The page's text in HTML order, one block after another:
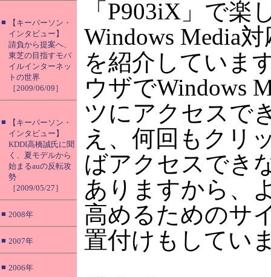
■
【キーパーソン・
インタビュー】
請負から提案へ、
東芝の目指すモバ
イルインターネッ
トの世界
［2009/06/09］
■
【キーパーソン・
インタビュー】
KDDI高橋誠氏に聞
く、夏モデルから
始まるauの反転攻
勢
［2009/05/27］
■ 2008年
■ 2007年
■ 2006年
「P903iX」で楽
Windows Media
を紹介していま
ウザでWindows
ツにアクセスで
え、何回もクリ
ばアクセスでき
ありますから、
高めるためのサ
置付けもしてい